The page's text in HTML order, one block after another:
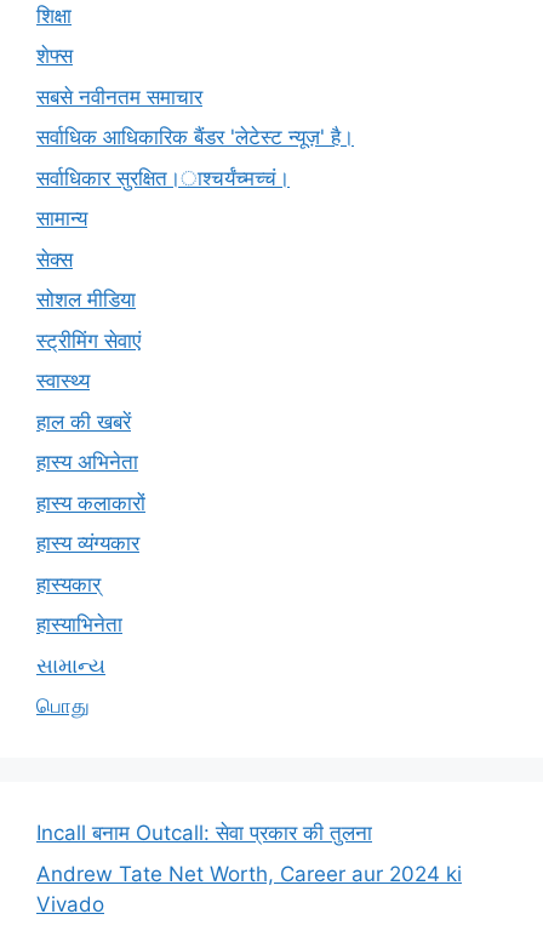
शिक्षा
शेफ्स
सबसे नवीनतम समाचार
सर्वाधिक आधिकारिक बैंडर 'लेटेस्ट न्यूज़' है।
सर्वाधिकार सुरक्षित।ाश्चर्यंच्मच्चं।
सामान्य
सेक्स
सोशल मीडिया
स्ट्रीमिंग सेवाएं
स्वास्थ्य
हाल की खबरें
हास्य अभिनेता
हास्य कलाकारों
हास्य व्यंग्यकार
हास्यकार्
हास्याभिनेता
સામાન્ય
பொது
Incall बनाम Outcall: सेवा प्रकार की तुलना
Andrew Tate Net Worth, Career aur 2024 ki
Vivado